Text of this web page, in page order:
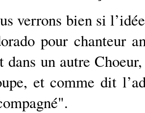
verrons bien si
pour chanteur
dans un autre
et comme dit